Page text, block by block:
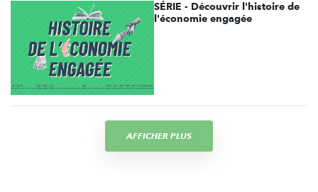
SÉRIE - Découvrir l'histoire de
l'économie engagée
AFFICHER PLUS